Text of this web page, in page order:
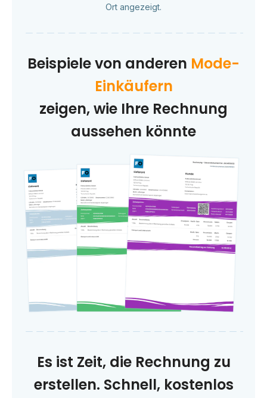
Ort angezeigt.
Beispiele von anderen Mode-
Einkäufern
zeigen, wie Ihre Rechnung
aussehen könnte
Es ist Zeit, die Rechnung zu
erstellen. Schnell, kostenlos